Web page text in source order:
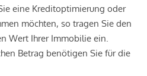
eine Kreditoptimierung oder
möchten, so tragen Sie den
Wert Ihrer Immobilie ein.
Betrag benötigen Sie für die